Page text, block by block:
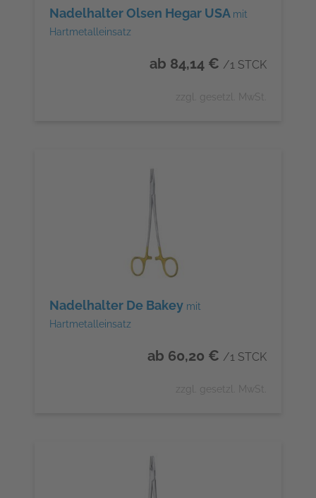
Nadelhalter Olsen Hegar USA mit
Hartmetalleinsatz
ab 84,14 € /1 STCK
zzgl. gesetzl. MwSt.
Nadelhalter De Bakey mit
Hartmetalleinsatz
ab 60,20 € /1 STCK
zzgl. gesetzl. MwSt.